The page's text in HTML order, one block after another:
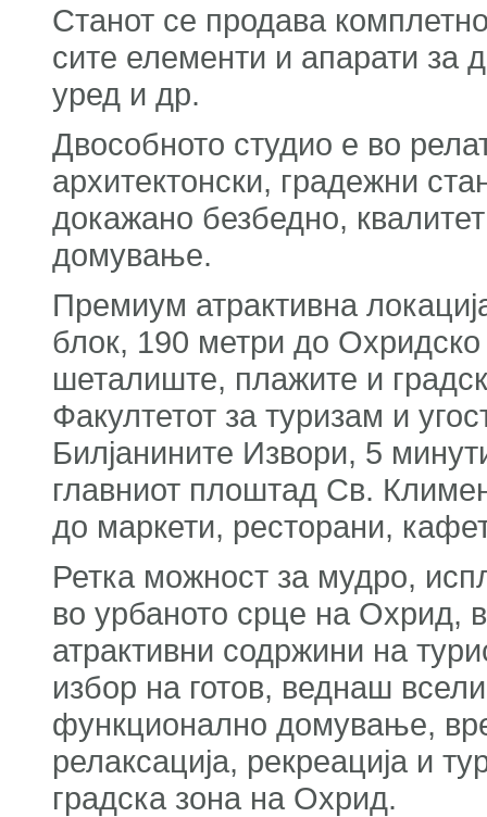
Станот се продава
сите елементи и апарати за
уред и др.
Двособното студио е во
архитектонски, градежни
докажано безбедно,
домување.
Премиум атрактивна
блок, 190 метри до
шеталиште, плажите и
Факултетот за туризам и
Билјанините Извори, 5
главниот плоштад Св.
до маркети, ресторани,
Ретка можност за мудро,
во урбаното срце на Охрид,
атрактивни содржини на
избор на готов, веднаш
функционално домување,
релаксација, рекреација и
градска зона на Охрид.